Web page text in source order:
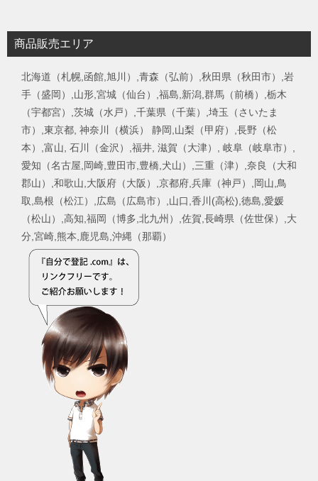
商品販売エリア
北海道（札幌,函館,旭川）,青森（弘前）,秋田県（秋田市）,岩
手（盛岡）,山形,宮城（仙台）,福島,新潟,群馬（前橋）,栃木
（宇都宮）,茨城（水戸）,千葉県（千葉）,埼玉（さいたま
市）,東京都, 神奈川（横浜） 静岡,山梨（甲府）,長野（松
本）,富山, 石川（金沢）,福井, 滋賀（大津）, 岐阜（岐阜市）,
愛知（名古屋,岡崎,豊田市,豊橋,犬山）,三重（津）,奈良（大和
郡山）,和歌山,大阪府（大阪）,京都府,兵庫（神戸）,岡山,鳥
取,島根（松江）,広島（広島市）,山口,香川(高松),徳島,愛媛
（松山）,高知,福岡（博多,北九州）,佐賀,長崎県（佐世保）,大
分,宮崎,熊本,鹿児島,沖縄（那覇）